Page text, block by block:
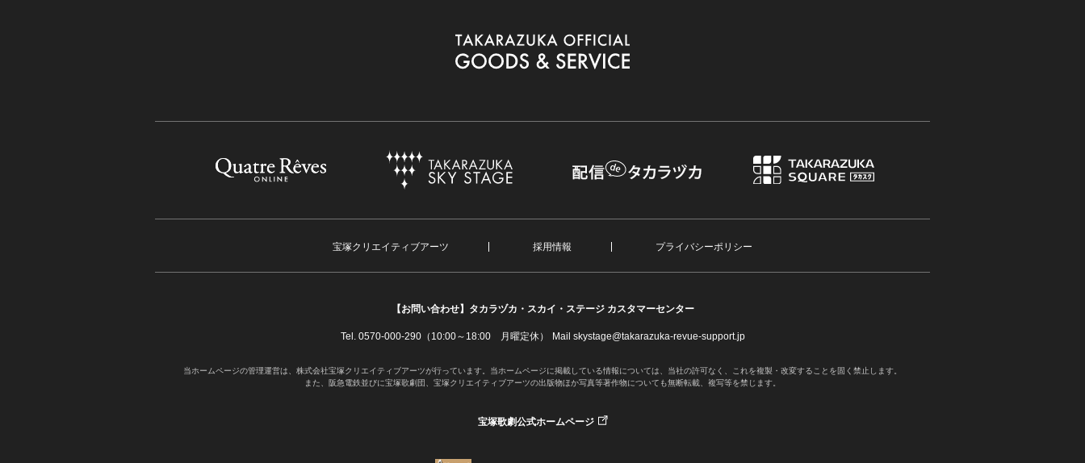
宝塚クリエイティブアーツ 採用情報 プライバシーポリシー
【お問い合わせ】 タカラヅカ・スカイ・ステージ カスタマーセンター
Tel. 0570-000-290（10:00～18:00 月曜定休） Mail skystage@takarazuka-revue-support.jp
当ホームページの管理運営は、株式会社宝塚クリエイティブアーツが行っています。当ホームページに掲載している情報については、当社の許可なく、これを複製・改変することを固く禁止します。
また、阪急電鉄並びに宝塚歌劇団、宝塚クリエイティブアーツの出版物ほか写真等著作物についても無断転載、複写等を禁じます。
宝塚歌劇公式ホームページ